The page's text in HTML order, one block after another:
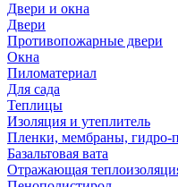
Двери и окна
Двери
Противопожарные двери
Окна
Пиломатериал
Для сада
Теплицы
Изоляция и утеплитель
Пленки, мембраны, гидро-
Базальтовая вата
Отражающая